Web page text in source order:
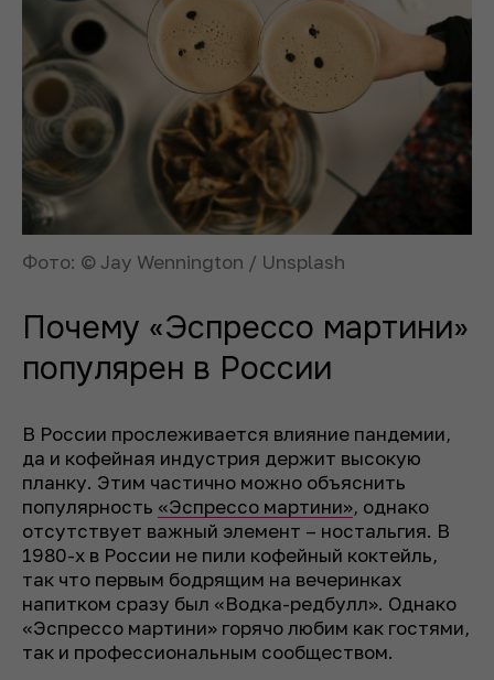
Фото: © Jay Wennington / Unsplash
Почему «Эспрессо мартини»
популярен в России
В России прослеживается влияние пандемии,
да и кофейная индустрия держит высокую
планку. Этим частично можно объяснить
популярность «Эспрессо мартини», однако
отсутствует важный элемент – ностальгия. В
1980-х в России не пили кофейный коктейль,
так что первым бодрящим на вечеринках
напитком сразу был «Водка-редбулл». Однако
«Эспрессо мартини» горячо любим как гостями,
так и профессиональным сообществом.